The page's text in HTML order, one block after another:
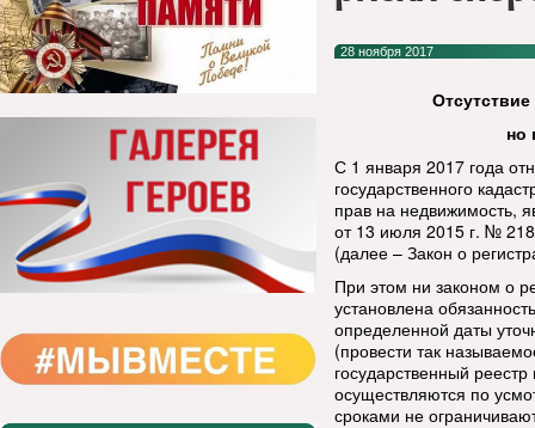
28 ноября 2017
но
С 1 января 2017 года
государственного
прав на недвижимость,
от 13 июля 2015 г. №
(далее – Закон о
При этом ни законом о
установлена
определенной даты
(провести так
государственный
осуществляются по
сроками не